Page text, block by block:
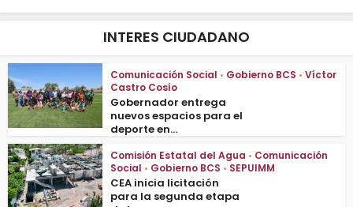
INTERES CIUDADANO
Comunicación Social • Gobierno BCS • Víctor
Castro Cosío
Gobernador entrega
nuevos espacios para el
deporte en...
Comisión Estatal del Agua • Comunicación
Social • Gobierno BCS • SEPUIMM
CEA inicia licitación
para la segunda etapa